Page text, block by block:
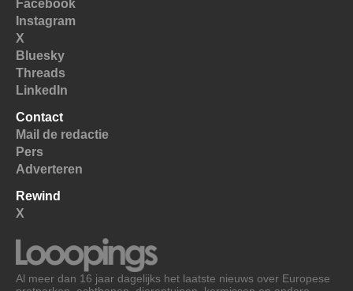
Facebook
Instagram
X
Bluesky
Threads
LinkedIn
Contact
Mail de redactie
Pers
Adverteren
Rewind
X
Al meer dan 16 jaar dagelijks het laatste nieuws over Europese